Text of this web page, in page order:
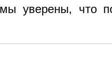
уверены, что